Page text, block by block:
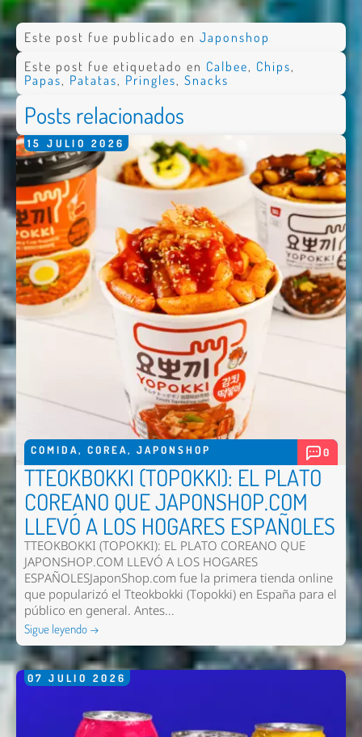
Este post fue publicado en Japonshop
Este post fue etiquetado en Calbee, Chips,
Papas, Patatas, Pringles, Snacks
Posts relacionados
15 JULIO 2026
COMIDA, COREA, JAPONSHOP 0
TTEOKBOKKI (TOPOKKI): EL PLATO
COREANO QUE JAPONSHOP.COM
LLEVÓ A LOS HOGARES ESPAÑOLES
TTEOKBOKKI (TOPOKKI): EL PLATO COREANO QUE
JAPONSHOP.COM LLEVÓ A LOS HOGARES
ESPAÑOLESJaponShop.com fue la primera tienda online
que popularizó el Tteokbokki (Topokki) en España para el
público en general. Antes...
Sigue leyendo →
07 JULIO 2026